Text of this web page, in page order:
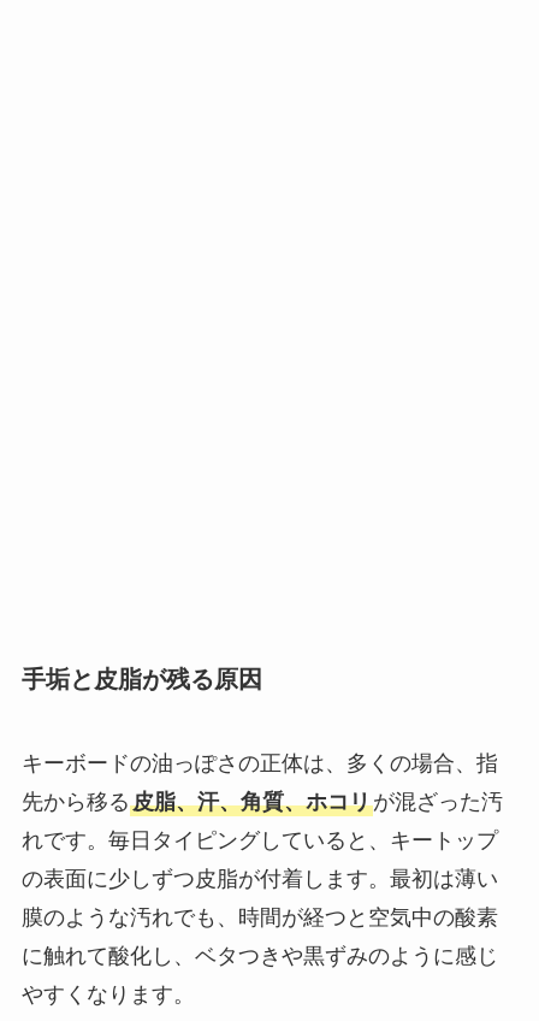
手垢と皮脂が残る原因
キーボードの油っぽさの正体は、多くの場合、指
先から移る皮脂、汗、角質、ホコリが混ざった汚
れです。毎日タイピングしていると、キートップ
の表面に少しずつ皮脂が付着します。最初は薄い
膜のような汚れでも、時間が経つと空気中の酸素
に触れて酸化し、ベタつきや黒ずみのように感じ
やすくなります。